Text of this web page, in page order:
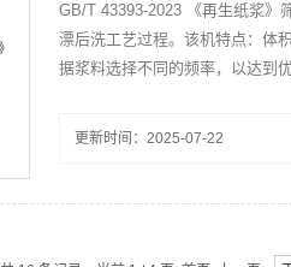
GB/T 43393-2023 《再生纸浆》
漂后洗工艺过程。该机特点：体
据浆料选择不同的频率，以达到
更新时间：2025-07-22